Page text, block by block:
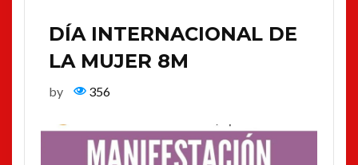
DÍA INTERNACIONAL DE
LA MUJER 8M
by 356